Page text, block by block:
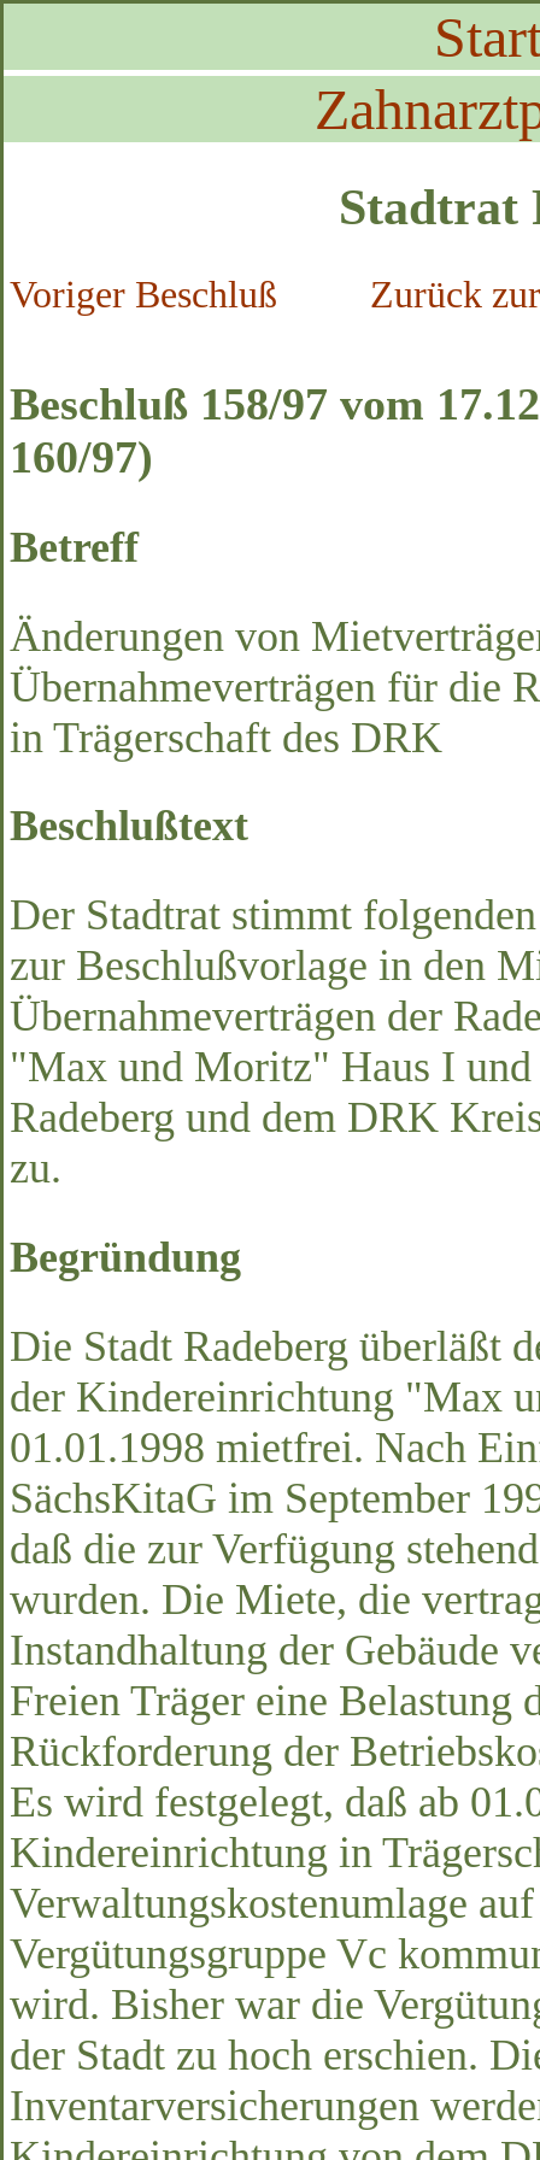
Stadtrat
Voriger Beschluß Zurück
Beschluß 158/97 vom
160/97)
Betreff
Änderungen von
Übernahmeverträgen für die
in Trägerschaft des DRK
Beschlußtext
Der Stadtrat stimmt
zur Beschlußvorlage in den
Übernahmeverträgen der
"Max und Moritz" Haus I
Radeberg und dem DRK
zu.
Begründung
Die Stadt Radeberg überläßt
der Kindereinrichtung "Max
01.01.1998 mietfrei. Nach
SächsKitaG im September
daß die zur Verfügung
wurden. Die Miete, die
Instandhaltung der Gebäude
Freien Träger eine Belastung
Rückforderung der
Es wird festgelegt, daß ab
Kindereinrichtung in
Verwaltungskostenumlage
Vergütungsgruppe Vc
wird. Bisher war die
der Stadt zu hoch erschien.
Inventarversicherungen